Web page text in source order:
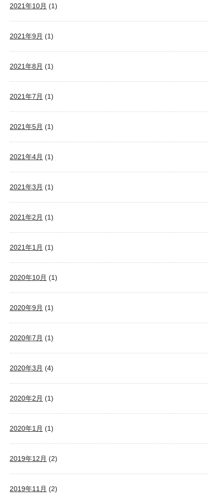
2021年10月 (1)
2021年9月 (1)
2021年8月 (1)
2021年7月 (1)
2021年5月 (1)
2021年4月 (1)
2021年3月 (1)
2021年2月 (1)
2021年1月 (1)
2020年10月 (1)
2020年9月 (1)
2020年7月 (1)
2020年3月 (4)
2020年2月 (1)
2020年1月 (1)
2019年12月 (2)
2019年11月 (2)